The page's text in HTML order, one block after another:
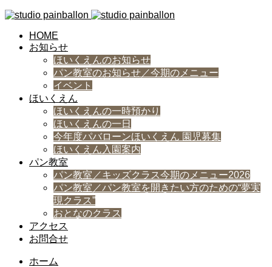
HOME
お知らせ
ほいくえんのお知らせ
パン教室のお知らせ／今期のメニュー
イベント
ほいくえん
ほいくえんの一時預かり
ほいくえんの一日
今年度パバローンほいくえん 園児募集
ほいくえん入園案内
パン教室
パン教室／キッズクラス今期のメニュー2026
パン教室／パン教室を開きたい方のための“夢実
現クラス”
おとなのクラス
アクセス
お問合せ
ホーム